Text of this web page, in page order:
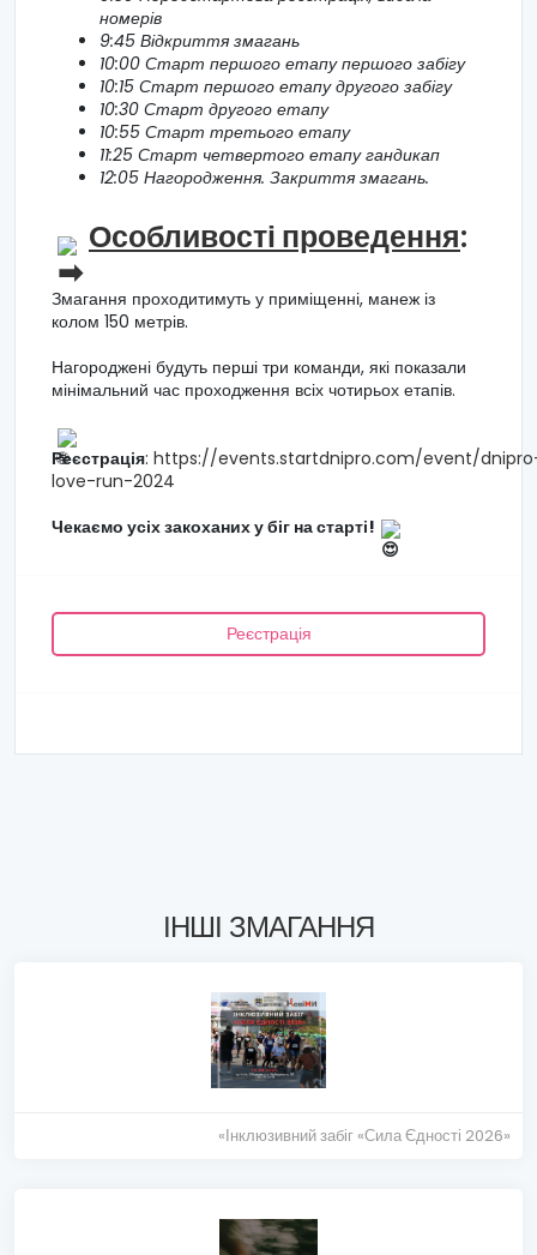
номерів
9:45 Відкриття змагань
10:00 Старт першого етапу першого забігу
10:15 Старт першого етапу другого забігу
10:30 Старт другого етапу
10:55 Старт третього етапу
11:25 Старт четвертого етапу гандикап
12:05 Нагородження. Закриття змагань.
Особливості проведення:
Змагання проходитимуть у приміщенні, манеж із
колом 150 метрів.
Нагороджені будуть перші три команди, які показали
мінімальний час проходження всіх чотирьох етапів.
Реєстрація: https://events.startdnipro.com/event/
love-run-2024
Чекаємо усіх закоханих у біг на старті!
Реєстрація
ІНШІ ЗМАГАННЯ
«Інклюзивний забіг «Сила Єдності 2026»